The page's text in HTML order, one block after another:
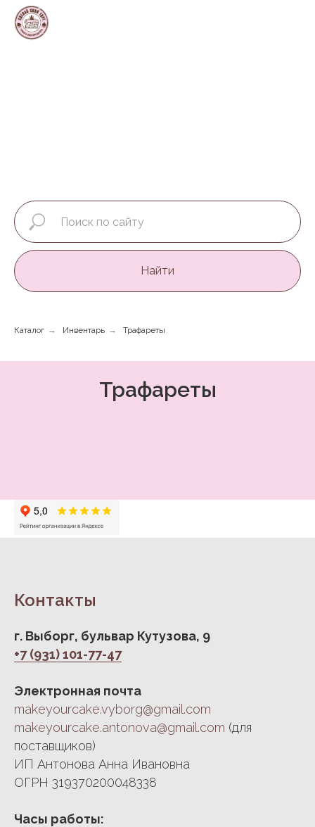
Найти
Каталог → Инвентарь → Трафареты
Трафареты
Контакты
г. Выборг, бульвар Кутузова, 9
+7 (931) 101-77-47
Электронная почта
makeyourcake.vyborg@gmail.com
makeyourcake.antonova@gmail.com (для
поставщиков)
ИП Антонова Анна Ивановна
ОГРН 319370200048338
Часы работы: